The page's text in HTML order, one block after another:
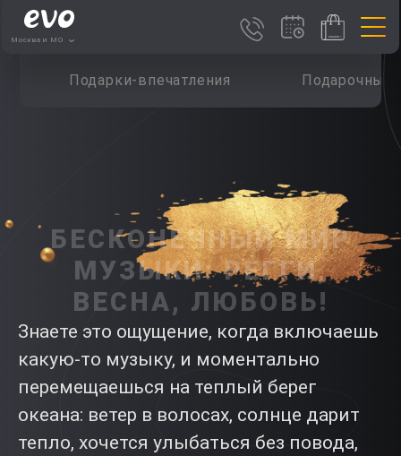
Москва и МО
Подарки-впечатления Подарочные
БЕСКОНЕЧНЫЙ МИР
МУЗЫКИ: РЕГГИ,
ВЕСНА, ЛЮБОВЬ!
Знаете это ощущение, когда включаешь
какую-то музыку, и моментально
перемещаешься на теплый берег
океана: ветер в волосах, солнце дарит
тепло, хочется улыбаться без повода,